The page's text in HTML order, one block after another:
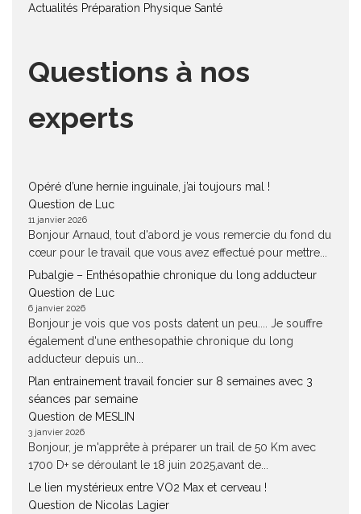
Actualités Préparation Physique Santé
Questions à nos
experts
Opéré d’une hernie inguinale, j’ai toujours mal !
Question de Luc
11 janvier 2026
Bonjour Arnaud, tout d'abord je vous remercie du fond du
cœur pour le travail que vous avez effectué pour mettre...
Pubalgie – Enthésopathie chronique du long adducteur
Question de Luc
6 janvier 2026
Bonjour je vois que vos posts datent un peu.... Je souffre
également d'une enthesopathie chronique du long
adducteur depuis un...
Plan entrainement travail foncier sur 8 semaines avec 3
séances par semaine
Question de MESLIN
3 janvier 2026
Bonjour, je m'apprête à préparer un trail de 50 Km avec
1700 D+ se déroulant le 18 juin 2025,avant de...
Le lien mystérieux entre VO2 Max et cerveau !
Question de Nicolas Lagier